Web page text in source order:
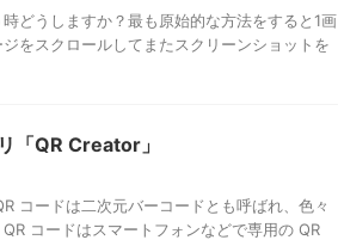
どうしますか？最も原始的な方法をすると1画
をスクロールしてまたスクリーンショットを
「QR Creator」
コードは二次元バーコードとも呼ばれ、色々
コードはスマートフォンなどで専用の QR